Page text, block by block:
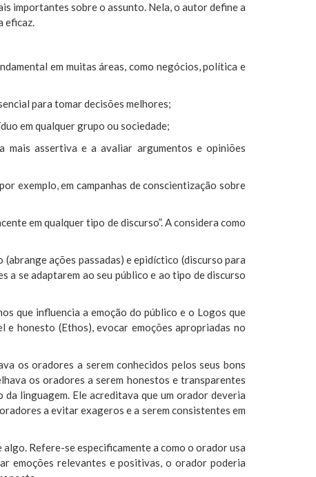
importantes sobre o assunto. Nela, o autor define a
eficaz.
em muitas áreas, como negócios, política e
para tomar decisões melhores;
em qualquer grupo ou sociedade;
mais assertiva e a avaliar argumentos e opiniões
exemplo, em campanhas de conscientização sobre
em qualquer tipo de discurso”. A considera como
ações passadas) e epidíctico (discurso para
se adaptarem ao seu público e ao tipo de discurso
que influencia a emoção do público e o Logos que
honesto (Ethos), evocar emoções apropriadas no
os oradores a serem conhecidos pelos seus bons
os oradores a serem honestos e transparentes
linguagem. Ele acreditava que um orador deveria
a evitar exageros e a serem consistentes em
Refere-se especificamente a como o orador usa
emoções relevantes e positivas, o orador poderia